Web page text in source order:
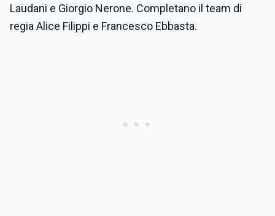
Laudani e Giorgio Nerone. Completano il team di
regia Alice Filippi e Francesco Ebbasta.